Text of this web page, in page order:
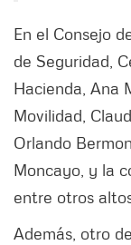
En el Consejo
de Seguridad,
Hacienda, Ana
Movilidad,
Orlando
Moncayo, y la
entre otros
Además, otro